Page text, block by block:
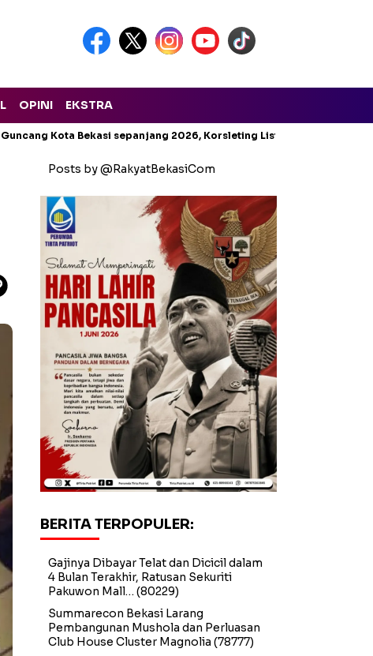
OPINI EKSTRA
Kota Bekasi sepanjang 2026, Korsleting Listrik Mendominasi
Posts by @RakyatBekasiCom
BERITA TERPOPULER:
Gajinya Dibayar Telat dan Dicicil dalam
4 Bulan Terakhir, Ratusan Sekuriti
Pakuwon Mall… (80229)
Summarecon Bekasi Larang
Pembangunan Mushola dan Perluasan
Club House Cluster Magnolia (78777)